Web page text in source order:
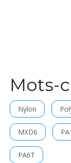
Mots-
Nylon
MXD6
PA6T